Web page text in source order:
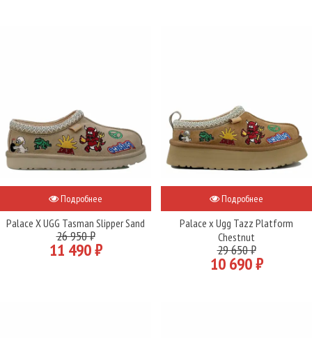
Подробнее
Palace X UGG Tasman Slipper Sand
26 950 ₽
11 490 ₽
Подробнее
Palace x Ugg Tazz Platform
Chestnut
29 650 ₽
10 690 ₽